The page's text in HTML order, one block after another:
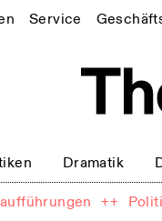
Service
Dramatik
++